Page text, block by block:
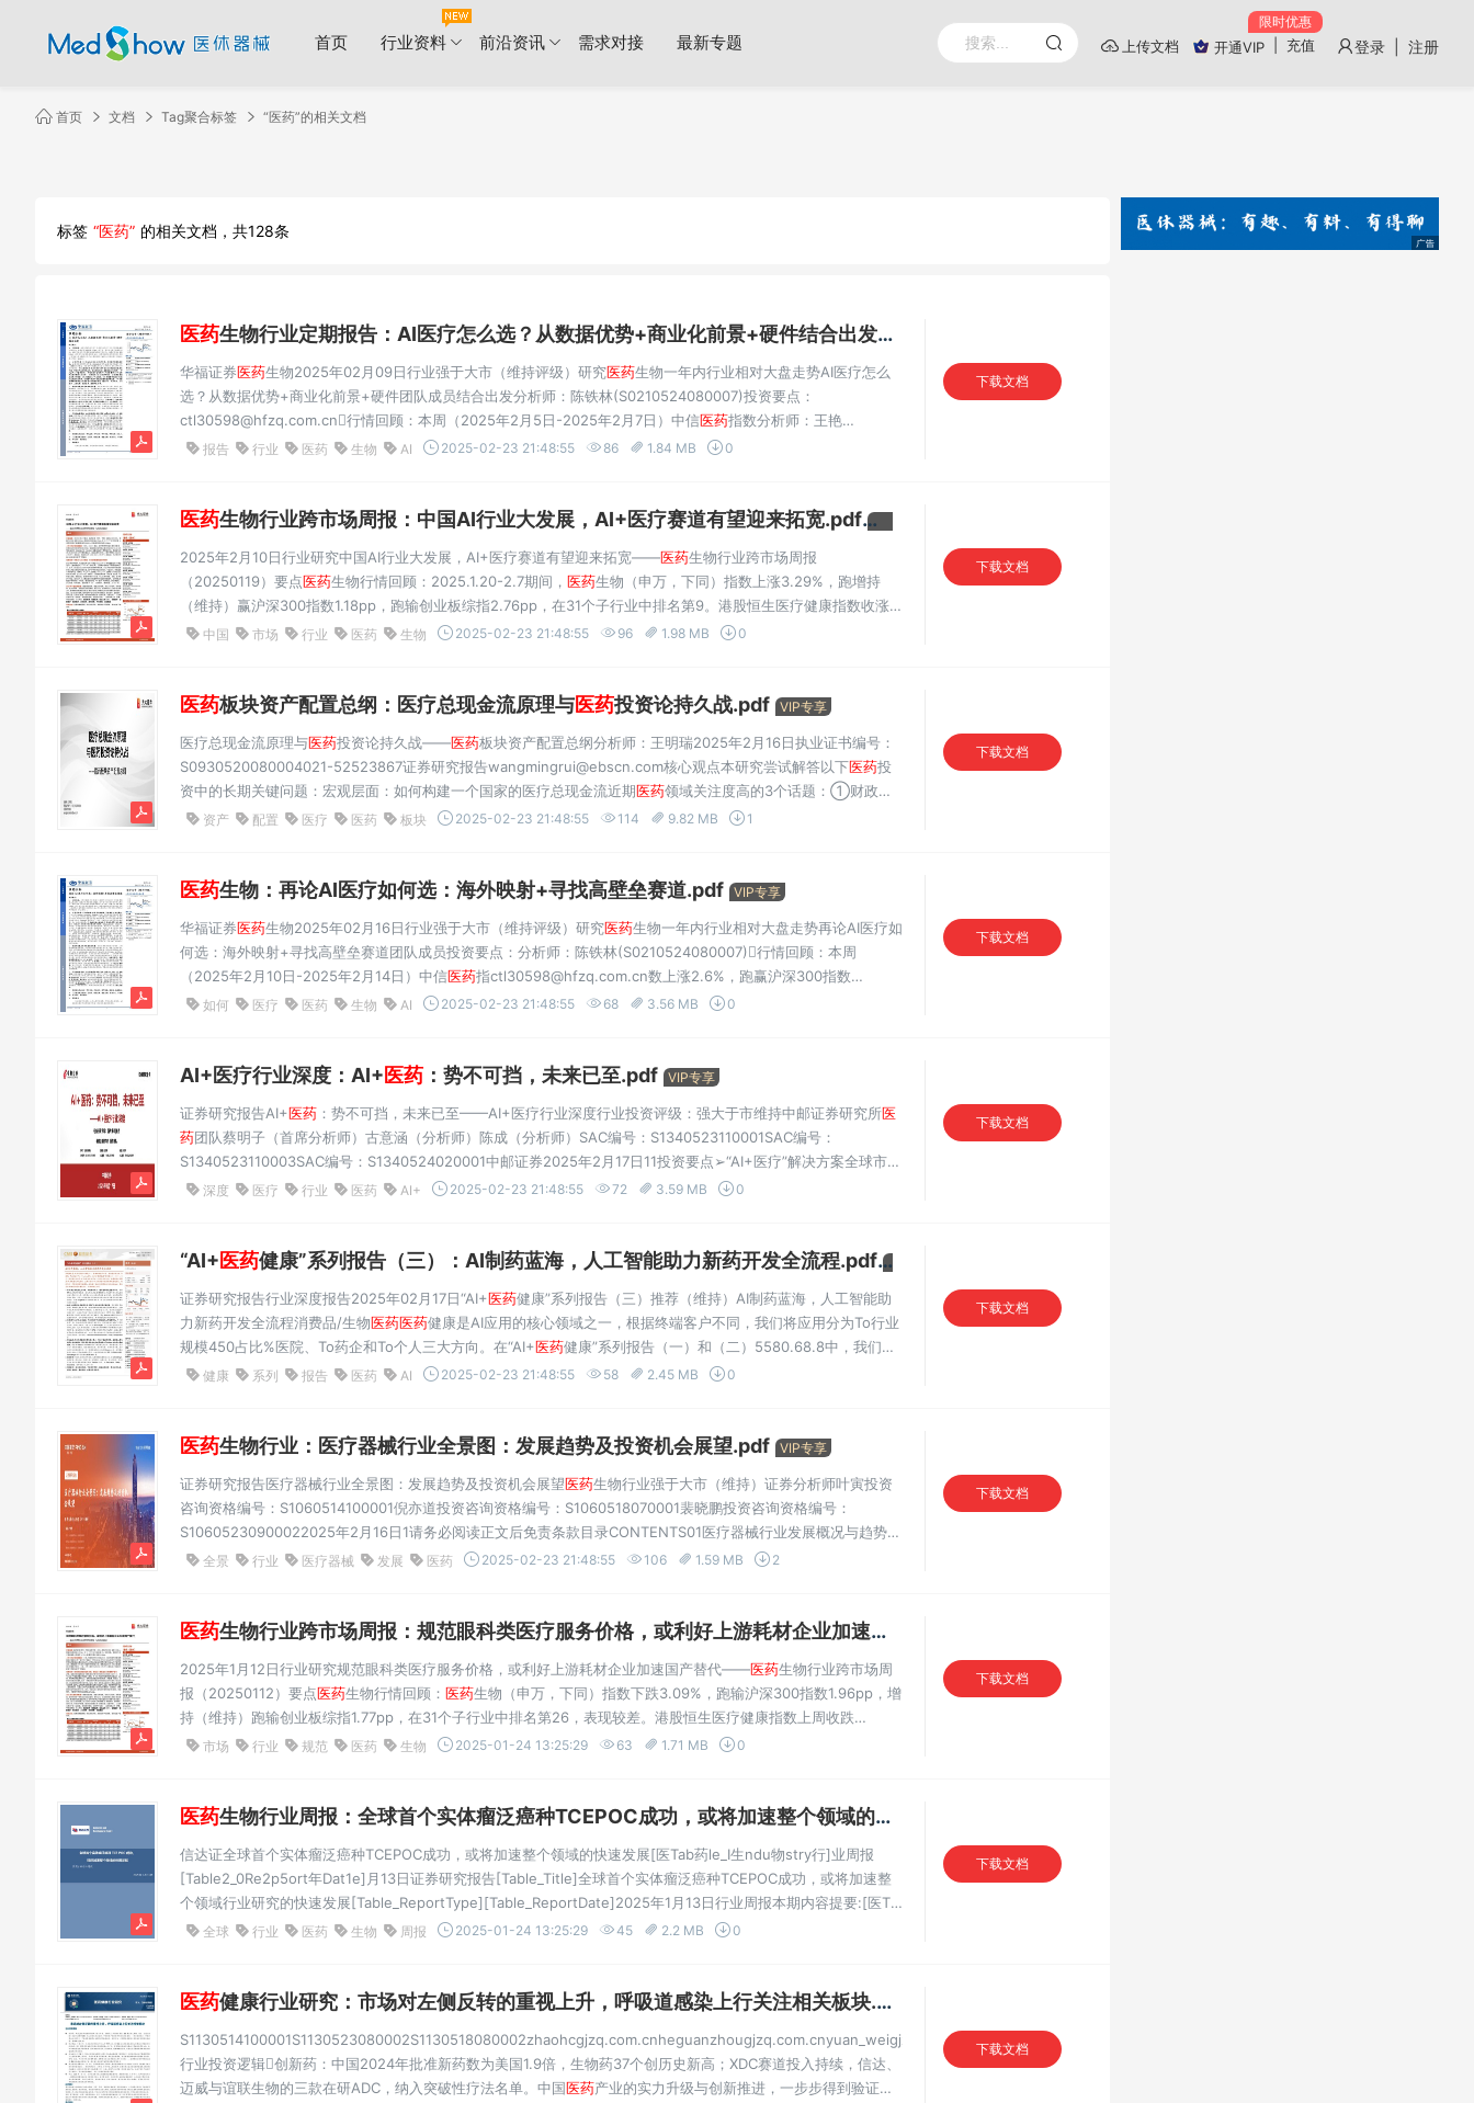
首页 行业资料 前沿资讯 需求对接 最新专题 上传文档 开通VIP
限时优惠
充值 登录 | 注册
首页 文档 Tag聚合标签 “医药”的相关文档
标签 “医药” 的相关文档，共128条
医药生物行业定期报告：AI医疗怎么选？从数据优势+商业化前景+硬件结合出发.pdf
华福证券医药生物2025年02月09日行业强于大市（维持评级）研究医药生物一年内行业相对大盘走势AI医疗怎么
选？从数据优势+商业化前景+硬件团队成员结合出发分析师：陈铁林(S0210524080007)投资要点：
ctl30598@hfzq.com.cn行情回顾：本周（2025年2月5日-2025年2月7日）中信医药指数分析师：王艳
(S0210524040001)上涨3.2%，跑赢沪深300指数1.2pct，在中信一级行业分类中排名第
报告 行业 医药 生物 AI 2025-02-23 21:48:55 86 1.84 MB 0
下载文档
医药生物行业跨市场周报：中国AI行业大发展，AI+医疗赛道有望迎来拓宽.pdf VIP专享
2025年2月10日行业研究中国AI行业大发展，AI+医疗赛道有望迎来拓宽——医药生物行业跨市场周报
（20250119）要点医药生物行情回顾：2025.1.20-2.7期间， 医药生物（申万，下同）指数上涨3.29%，跑增持
（维持）赢沪深300指数1.18pp，跑输创业板综指2.76pp，在31个子行业中排名第9。港股恒生医疗健康指数收涨
9.00%，跑输恒生国企指数0.50pp。作者上市公司研发进度跟踪：2025.1.18-2.7期间，康方生物的古莫奇单抗注射
中国 市场 行业 医药 生物 2025-02-23 21:48:55 96 1.98 MB 0
下载文档
医药板块资产配置总纲：医疗总现金流原理与医药投资论持久战.pdf VIP专享
医疗总现金流原理与医药投资论持久战——医药板块资产配置总纲分析师：王明瑞2025年2月16日执业证书编号：
S0930520080004021-52523867证券研究报告wangmingrui@ebscn.com核心观点本研究尝试解答以下医药投
资中的长期关键问题：宏观层面：如何构建一个国家的医疗总现金流近期医药领域关注度高的3个话题：①财政与
医疗的关系；②发展商业健康险；③医药出海空间。我们认为这3个命题的答案本质上归结于同一个底层逻辑——
资产 配置 医疗 医药 板块 2025-02-23 21:48:55 114 9.82 MB 1
下载文档
医药生物：再论AI医疗如何选：海外映射+寻找高壁垒赛道.pdf VIP专享
华福证券医药生物2025年02月16日行业强于大市（维持评级）研究医药生物一年内行业相对大盘走势再论AI医疗如
何选：海外映射+寻找高壁垒赛道团队成员投资要点：分析师：陈铁林(S0210524080007)行情回顾：本周
（2025年2月10日-2025年2月14日）中信医药指ctl30598@hfzq.com.cn数上涨2.6%，跑赢沪深300指数
1.4pct，在中信一级行业分类中排名第8分析师：王艳(S0210524040001)位；2025年初至今中信
如何 医疗 医药 生物 AI 2025-02-23 21:48:55 68 3.56 MB 0
下载文档
AI+医疗行业深度：AI+医药 ：势不可挡，未来已至.pdf VIP专享
证券研究报告AI+医药 ：势不可挡，未来已至——AI+医疗行业深度行业投资评级：强大于市维持中邮证券研究所医
药团队蔡明子（首席分析师）古意涵（分析师）陈成（分析师）SAC编号：S1340523110001SAC编号：
S1340523110003SAC编号：S1340524020001中邮证券2025年2月17日11投资要点➢“AI+医疗”解决方案全球市场
有望突破千亿美元，有望进入到商业化加速阶段。“AI+医疗”行业人工智能解决方案的全球市场规模预计将由2022
深度 医疗 行业 医药 AI+ 2025-02-23 21:48:55 72 3.59 MB 0
下载文档
“AI+医药健康”系列报告（三）：AI制药蓝海，人工智能助力新药开发全流程.pdf VIP专享
证券研究报告行业深度报告2025年02月17日“AI+医药健康”系列报告（三）推荐（维持）AI制药蓝海，人工智能助
力新药开发全流程消费品/生物医药医药健康是AI应用的核心领域之一，根据终端客户不同，我们将应用分为To行业
规模450占比%医院、To药企和To个人三大方向。在“AI+医药健康”系列报告（一）和（二）5580.68.8中，我们重
点分析了AITo院内和AITo个人两大应用方向。本篇报告重点聚股票家数（只）4943.26.5焦AI在制药行业的应...
健康 系列 报告 医药 AI 2025-02-23 21:48:55 58 2.45 MB 0
下载文档
医药生物行业：医疗器械行业全景图：发展趋势及投资机会展望.pdf VIP专享
证券研究报告医疗器械行业全景图：发展趋势及投资机会展望医药生物行业强于大市（维持）证券分析师叶寅投资
咨询资格编号：S1060514100001倪亦道投资咨询资格编号：S1060518070001裴晓鹏投资咨询资格编号：
S10605230900022025年2月16日1请务必阅读正文后免责条款目录CONTENTS01医疗器械行业发展概况与趋势
02医疗器械资本市场表现03医疗器械行业二级市场投资机会2201医疗器械行业概况全球医疗器械市场稳步增长，
全景 行业 医疗器械 发展 医药 2025-02-23 21:48:55 106 1.59 MB 2
下载文档
医药生物行业跨市场周报：规范眼科类医疗服务价格，或利好上游耗材企业加速国产替代.pdf
2025年1月12日行业研究规范眼科类医疗服务价格，或利好上游耗材企业加速国产替代——医药生物行业跨市场周
报（20250112）要点医药生物行情回顾： 医药生物（申万，下同）指数下跌3.09%，跑输沪深300指数1.96pp，增
持（维持）跑输创业板综指1.77pp，在31个子行业中排名第26，表现较差。港股恒生医疗健康指数上周收跌
2.74%，跑赢恒生国企指数0.91pp。作者上市公司研发进度跟踪：上周，恒瑞 医药的SHR4640片、科伦博泰的注射
市场 行业 规范 医药 生物 2025-01-24 13:25:29 63 1.71 MB 0
下载文档
医药生物行业周报：全球首个实体瘤泛癌种TCEPOC成功，或将加速整个领域的快速发展.pdf
信达证全球首个实体瘤泛癌种TCEPOC成功，或将加速整个领域的快速发展[医Tab药le_I生ndu物stry行]业周报
[Table2_0Re2p5ort年Dat1e]月13日证券研究报告[Table_Title]全球首个实体瘤泛癌种TCEPOC成功，或将加速整
个领域行业研究的快速发展[Table_ReportType][Table_ReportDate]2025年1月13日行业周报本期内容提要:[医Ta
药bl生e_物StockAndRank][Ta[➢Tbalbel_市eS_u场Smum表mamr现ya]：ry上]周医药生物板块收益率
全球 行业 医药 生物 周报 2025-01-24 13:25:29 45 2.2 MB 0
下载文档
医药健康行业研究：市场对左侧反转的重视上升，呼吸道感染上行关注相关板块.pdf
S1130514100001S1130523080002S1130518080002zhaohcgjzq.com.cnheguanzhougjzq.com.cnyuan_weigjzq.com.cn
行业投资逻辑创新药：中国2024年批准新药数为美国1.9倍，生物药37个创历史新高；XDC赛道投入持续，信达、
迈威与谊联生物的三款在研ADC，纳入突破性疗法名单。中国医药产业的实力升级与创新推进，一步步得到验证；
下载文档